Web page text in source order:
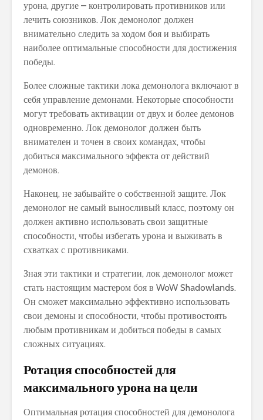
урона, другие – контролировать противников или
лечить союзников. Лок демонолог должен
внимательно следить за ходом боя и выбирать
наиболее оптимальные способности для достижения
победы.
Более сложные тактики лока демонолога включают в
себя управление демонами. Некоторые способности
могут требовать активации от двух и более демонов
одновременно. Лок демонолог должен быть
внимателен и точен в своих командах, чтобы
добиться максимального эффекта от действий
демонов.
Наконец, не забывайте о собственной защите. Лок
демонолог не самый выносливый класс, поэтому он
должен активно использовать свои защитные
способности, чтобы избегать урона и выживать в
схватках с противниками.
Зная эти тактики и стратегии, лок демонолог может
стать настоящим мастером боя в WoW Shadowlands.
Он сможет максимально эффективно использовать
свои демоны и способности, чтобы противостоять
любым противникам и добиться победы в самых
сложных ситуациях.
Ротация способностей для
максимального урона на цели
Оптимальная ротация способностей для демонолога